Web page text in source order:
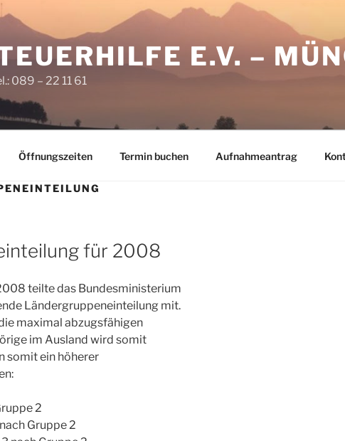
E.V. –
089 – 22 11 61
Öffnungszeiten Termin buchen Aufnahmeantrag
für 2008
teilte das Bundesministerium
Ländergruppeneinteilung mit.
maximal abzugsfähigen
im Ausland wird somit
somit ein höherer
2
Gruppe 2